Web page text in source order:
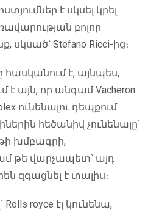
է սկսել կրել
բոլոր
սկսած՝ Stefano Ricci-ից։
հասկանում է, այնպես,
է այն, որ անգամ Vacheron
ունենալու դեպքում
հեծանիվ չունենալը՝
խմբագրի,
թե վարչապետ՝ այդ
զգացնել է տալիս։
royce էլ կունենա,